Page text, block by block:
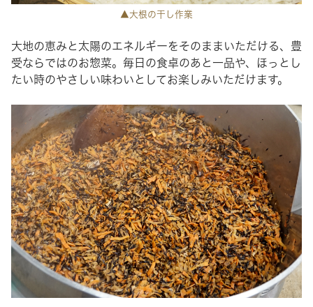
▲大根の干し作業
大地の恵みと太陽のエネルギーをそのままいただける、豊
受ならではのお惣菜。毎日の食卓のあと一品や、ほっとし
たい時のやさしい味わいとしてお楽しみいただけます。